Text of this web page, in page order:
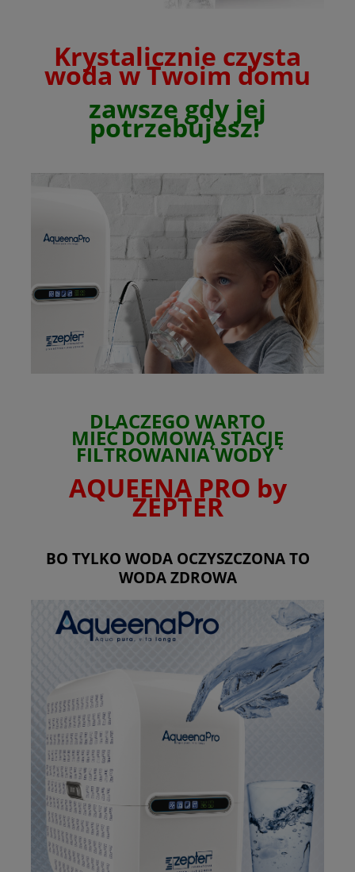
Krystalicznie czysta
woda w Twoim domu
zawsze gdy jej
potrzebujesz!
DLACZEGO WARTO
MIEĆDOMOWĄ STACJĘ
FILTROWANIA WODY
AQUEENA PRO by
ZEPTER
BO TYLKO WODA OCZYSZCZONA TO
WODA ZDROWA